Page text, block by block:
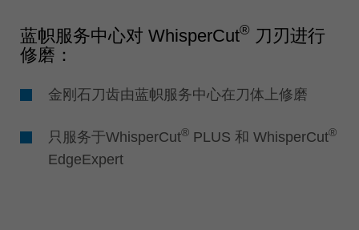
蓝帜服务中心对 WhisperCut® 刀刃进行
修磨：
金刚石刀齿由蓝帜服务中心在刀体上修磨
只服务于WhisperCut® PLUS 和 WhisperCut®
EdgeExpert